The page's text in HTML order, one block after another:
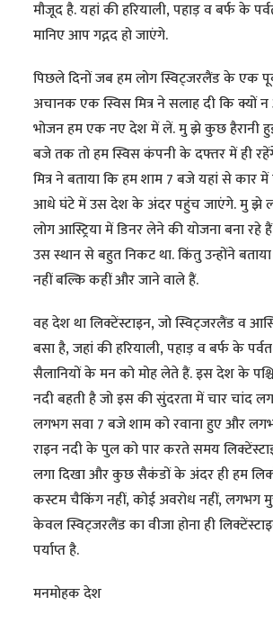
मौजूद है. यहां की हरियाली, पहाड़ व बर्फ के
मानिए आप गद्गद हो जाएंगे.
पिछले दिनों जब हम लोग स्विट्जरलैंड के एक
अचानक एक स्विस मित्र ने सलाह दी कि क्यों न
भोजन हम एक नए देश में लें. मु झे कुछ हैरानी
बजे तक तो हम स्विस कंपनी के दफ्तर में ही
मित्र ने बताया कि हम शाम 7 बजे यहां से
आधे घंटे में उस देश के अंदर पहुंच जाएंगे. मु झे
लोग आस्ट्रिया में डिनर लेने की योजना बना रहे
उस स्थान से बहुत निकट था. किंतु उन्होंने
नहीं बल्कि कहीं और जाने वाले हैं.
वह देश था लिक्टेंस्टाइन, जो स्विट्जरलैंड व
बसा है, जहां की हरियाली, पहाड़ व बर्फ के
सैलानियों के मन को मोह लेते हैं. इस देश के
नदी बहती है जो इस की सुंदरता में चार चांद
लगभग सवा 7 बजे शाम को रवाना हुए और
राइन नदी के पुल को पार करते समय
लगा दिखा और कुछ सैकंडों के अंदर ही हम
कस्टम चैकिंग नहीं, कोई अवरोध नहीं, लगभग
केवल स्विट्जरलैंड का वीजा होना ही
पर्याप्त है.
मनमोहक देश